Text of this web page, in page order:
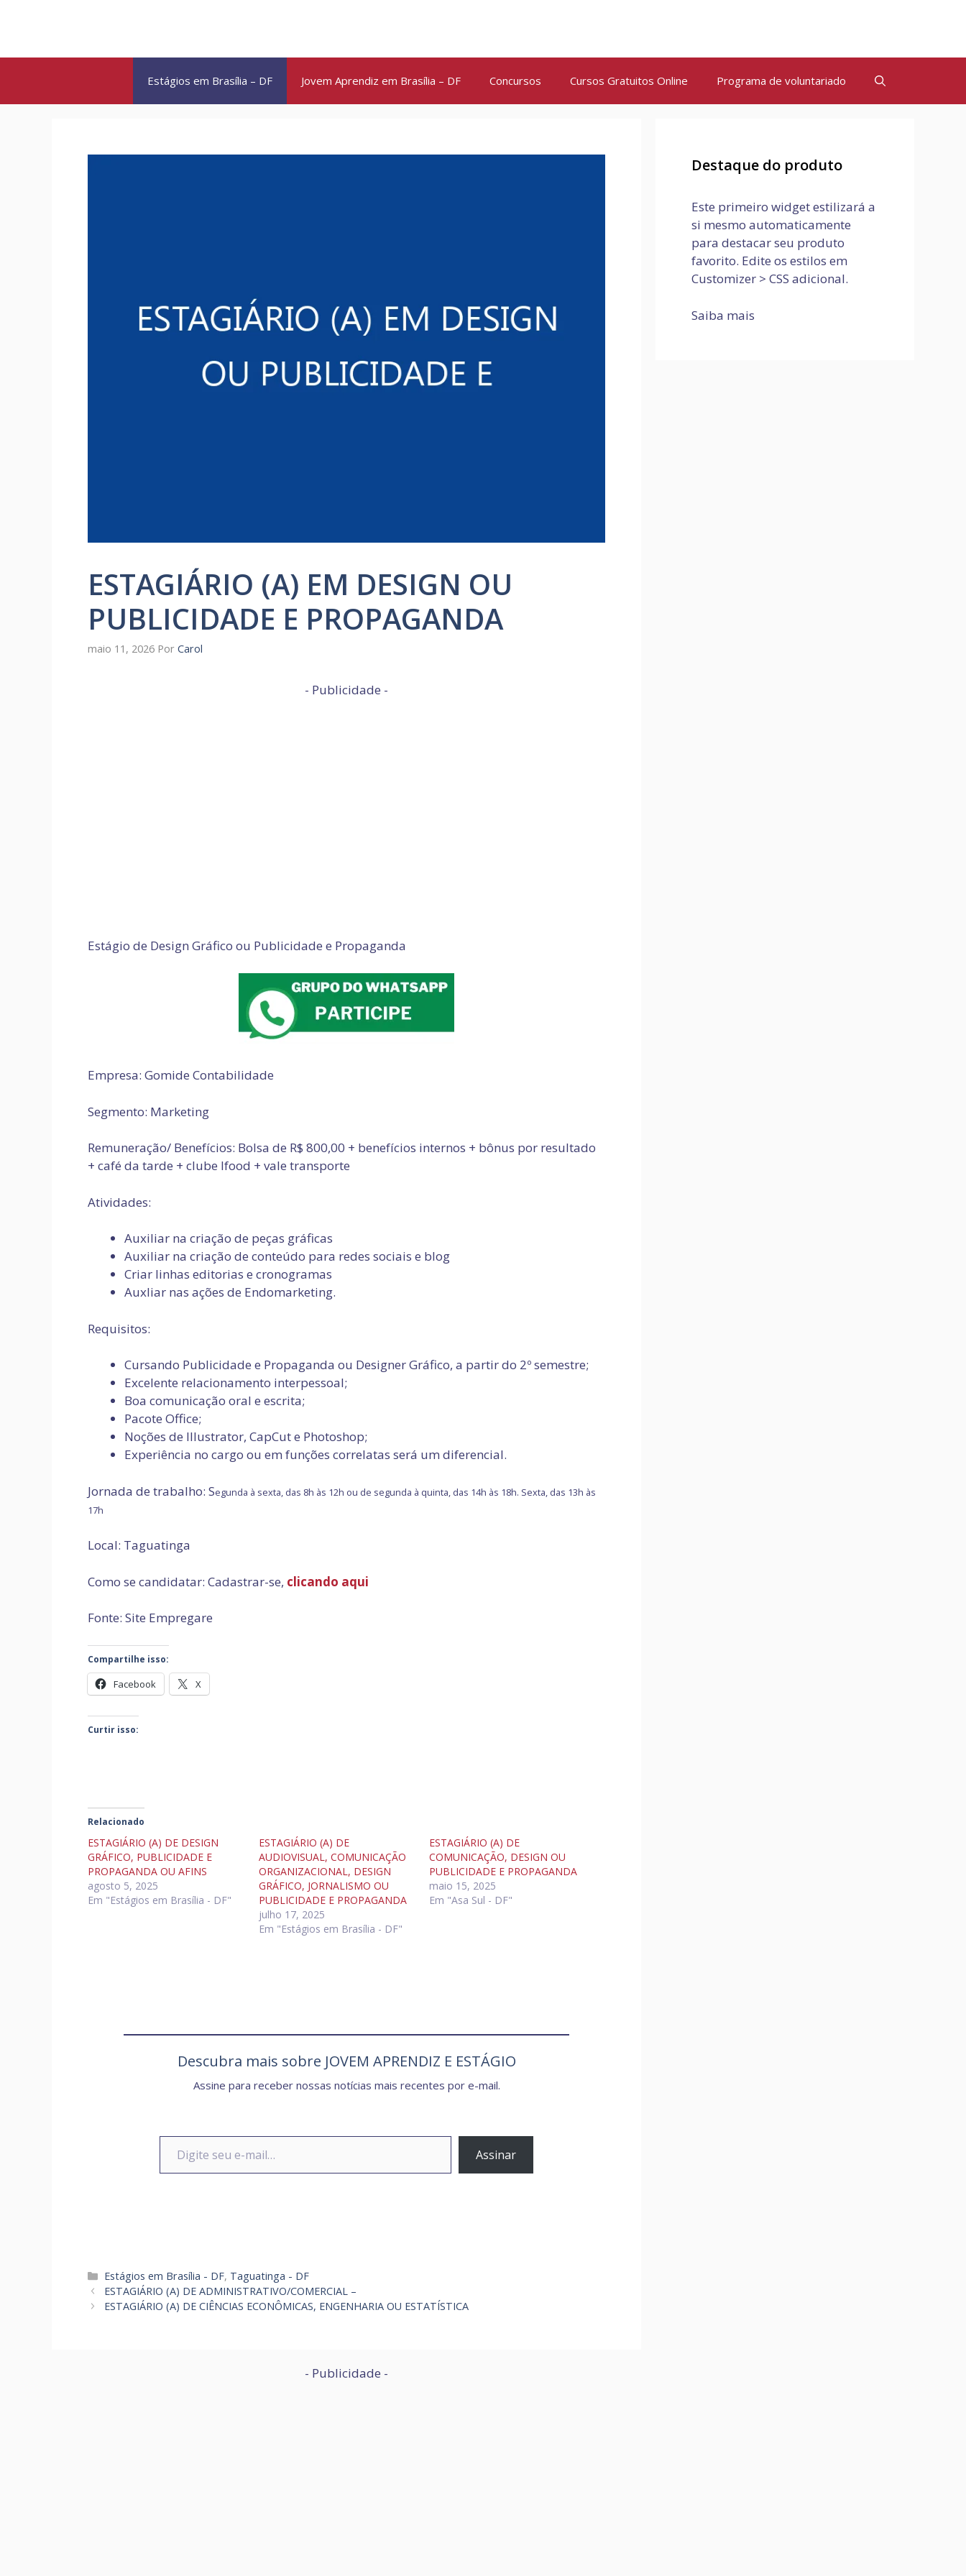
conteúdo
Estágios em Brasília – DF Jovem Aprendiz em Brasília – DF Concursos Cursos Gratuitos Online Programa de voluntariado
ESTAGIÁRIO (A) EM DESIGN OU
PUBLICIDADE E PROPAGANDA
maio 11, 2026 Por Carol
- Publicidade -
Estágio de Design Gráfico ou Publicidade e Propaganda
Empresa: Gomide Contabilidade
Segmento: Marketing
Remuneração/ Benefícios: Bolsa de R$ 800,00 + benefícios internos + bônus por resultado
+ café da tarde + clube Ifood + vale transporte
Atividades:
Auxiliar na criação de peças gráficas
Auxiliar na criação de conteúdo para redes sociais e blog
Criar linhas editorias e cronogramas
Auxliar nas ações de Endomarketing.
Requisitos:
Cursando Publicidade e Propaganda ou Designer Gráfico, a partir do 2º semestre;
Excelente relacionamento interpessoal;
Boa comunicação oral e escrita;
Pacote Office;
Noções de Illustrator, CapCut e Photoshop;
Experiência no cargo ou em funções correlatas será um diferencial.
Jornada de trabalho: Segunda à sexta, das 8h às 12h ou de segunda à quinta, das 14h às 18h. Sexta, das 13h às
17h
Local: Taguatinga
Como se candidatar: Cadastrar-se, clicando aqui
Fonte: Site Empregare
Compartilhe isso:
Facebook X
Curtir isso:
Relacionado
ESTAGIÁRIO (A) DE DESIGN
GRÁFICO, PUBLICIDADE E
PROPAGANDA OU AFINS
agosto 5, 2025
Em "Estágios em Brasília - DF"
ESTAGIÁRIO (A) DE
AUDIOVISUAL, COMUNICAÇÃO
ORGANIZACIONAL, DESIGN
GRÁFICO, JORNALISMO OU
PUBLICIDADE E PROPAGANDA
julho 17, 2025
Em "Estágios em Brasília - DF"
ESTAGIÁRIO (A) DE
COMUNICAÇÃO, DESIGN OU
PUBLICIDADE E PROPAGANDA
maio 15, 2025
Em "Asa Sul - DF"
Descubra mais sobre JOVEM APRENDIZ E ESTÁGIO
Assine para receber nossas notícias mais recentes por e-mail.
Digite seu e-mail…
Assinar
Categorias
Estágios em Brasília - DF, Taguatinga - DF
ESTAGIÁRIO (A) DE ADMINISTRATIVO/COMERCIAL –
ESTAGIÁRIO (A) DE CIÊNCIAS ECONÔMICAS, ENGENHARIA OU ESTATÍSTICA
- Publicidade -
Destaque do produto
Este primeiro widget estilizará a
si mesmo automaticamente
para destacar seu produto
favorito. Edite os estilos em
Customizer > CSS adicional.
Saiba mais